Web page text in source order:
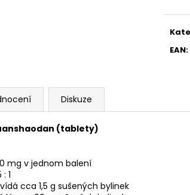
EAN:
Diskuze
(tablety)
mg v jednom balení
1
cca 1,5 g sušených bylinek